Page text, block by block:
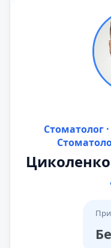
Стоматолог